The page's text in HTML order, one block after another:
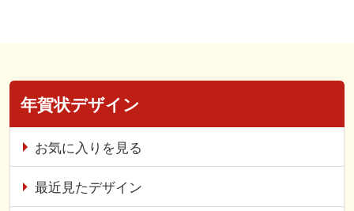
年賀状デザイン
お気に入りを見る
最近見たデザイン